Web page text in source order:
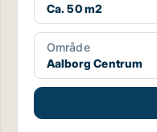
Ca. 50 m2
Område
Aalborg Centrum